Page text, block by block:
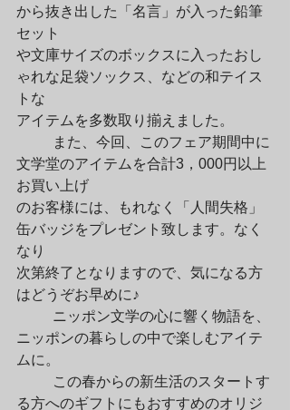
から抜き出した「名言」が入った鉛筆
セット
や文庫サイズのボックスに入ったおし
ゃれな足袋ソックス、などの和テイス
トな
アイテムを多数取り揃えました。
文学堂のアイテムを合計3，000円以上
お買い上げ
のお客様には、もれなく「人間失格」
缶バッジをプレゼント致します。なく
なり
次第終了となりますので、気になる方
はどうぞお早めに♪
ニッポンの暮らしの中で楽しむアイテ
ムに。
る方へのギフトにもおすすめのオリジ